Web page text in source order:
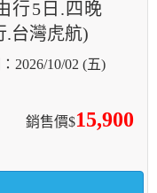
行5日.四晚
.台灣虎航)
2026/10/02 (五)
銷售價$15,900